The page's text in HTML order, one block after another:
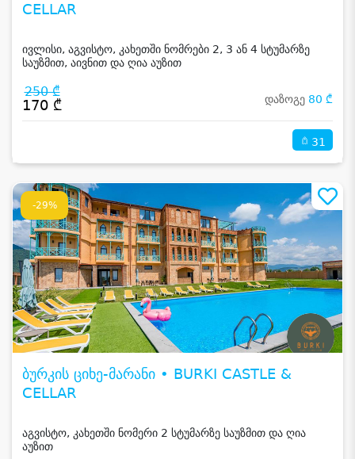
CELLAR
ივლისი, აგვისტო, კახეთში ნომრები 2, 3 ან 4 სტუმარზე
საუზმით, აივნით და ღია აუზით
250 ₾
170 ₾ დაზოგე 80 ₾
31
-29%
ბურკის ციხე-მარანი • BURKI CASTLE &
CELLAR
აგვისტო, კახეთში ნომერი 2 სტუმარზე საუზმით და ღია
აუზით